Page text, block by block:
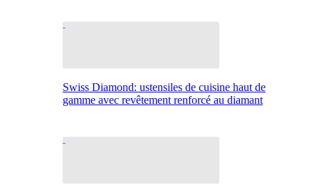
Swiss Diamond: ustensiles de cuisine haut de
gamme avec revêtement renforcé au diamant